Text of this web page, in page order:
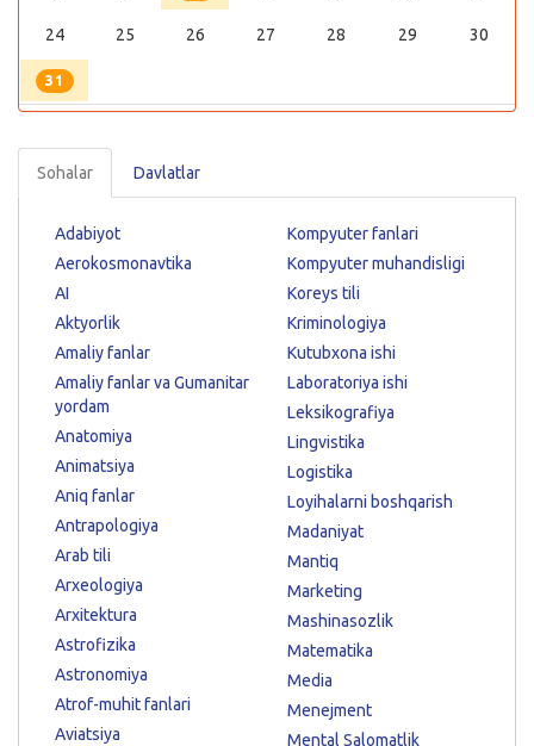
24 25 26 27 28 29 30
31
Sohalar Davlatlar
Adabiyot
Aerokosmonavtika
AI
Aktyorlik
Amaliy fanlar
Amaliy fanlar va Gumanitar
yordam
Anatomiya
Animatsiya
Aniq fanlar
Antrapologiya
Arab tili
Arxeologiya
Arxitektura
Astrofizika
Astronomiya
Atrof-muhit fanlari
Aviatsiya
Kompyuter fanlari
Kompyuter muhandisligi
Koreys tili
Kriminologiya
Kutubxona ishi
Laboratoriya ishi
Leksikografiya
Lingvistika
Logistika
Loyihalarni boshqarish
Madaniyat
Mantiq
Marketing
Mashinasozlik
Matematika
Media
Menejment
Mental Salomatlik